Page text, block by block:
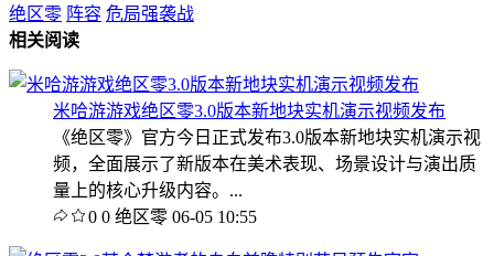
绝区零 阵容 危局强袭战
相关阅读
米哈游游戏绝区零3.0版本新地块实机演示视频发布
《绝区零》官方今日正式发布3.0版本新地块实机演示视
频，全面展示了新版本在美术表现、场景设计与演出质
量上的核心升级内容。...
0 0 绝区零 06-05 10:55